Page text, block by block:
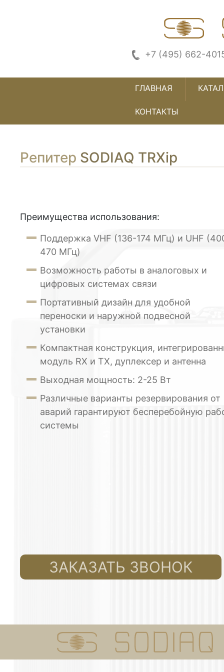
+7 (495) 662-
ГЛАВНАЯ
КОНТАКТЫ
Репитер SODIAQ TRXip
Преимущества использования:
Поддержка VHF (136-174 МГц) и UHF
470 МГц)
Возможность работы в аналоговых и
цифровых системах связи
Портативный дизайн для удобной
переноски и наружной подвесной
установки
Компактная конструкция,
модуль RX и TX, дуплексер и антенна
Выходная мощность: 2-25 Вт
Различные варианты резервирования от
аварий гарантируют бесперебойную
системы
ЗАКАЗАТЬ ЗВОНОК